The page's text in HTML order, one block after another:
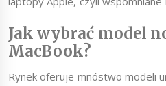
Jak wybrać model
MacBook?
Rynek oferuje mnóstwo modeli